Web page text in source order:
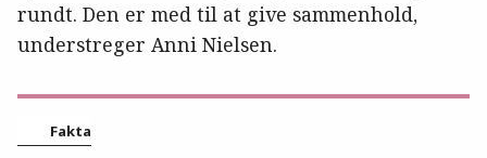
rundt. Den er med til at give sammenhold,
understreger Anni Nielsen.
Fakta